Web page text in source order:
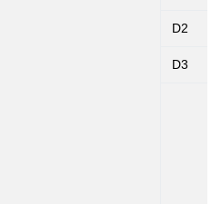
D2
D3